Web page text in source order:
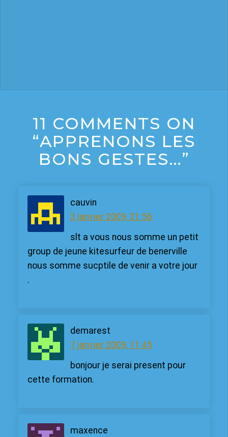
11 COMMENTS ON
“APPRENONS LES
BONS GESTES…”
cauvin
3 janvier 2009, 21:56
slt a vous nous somme un petit
group de jeune kitesurfeur de benerville
nous somme sucptile de venir a votre jour
.
demarest
7 janvier 2009, 11:45
bonjour je serai present pour
cette formation.
maxence